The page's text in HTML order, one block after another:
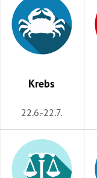
Untermenü
Krebs
22.6.-22.7.